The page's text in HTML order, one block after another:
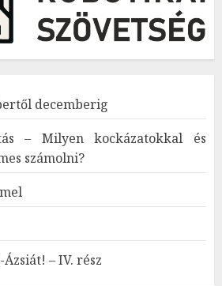
decemberig
– Milyen kockázatokkal és
számolni?
– IV. rész